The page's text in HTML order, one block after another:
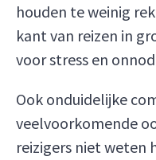
houden te weinig
kant van reizen in
voor stress en
Ook onduidelijke
veelvoorkomende
reizigers niet weten